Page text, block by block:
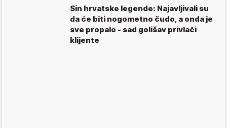
Sin hrvatske legende: Najavljivali su
da će biti nogometno čudo, a onda je
sve propalo - sad golišav privlači
klijente